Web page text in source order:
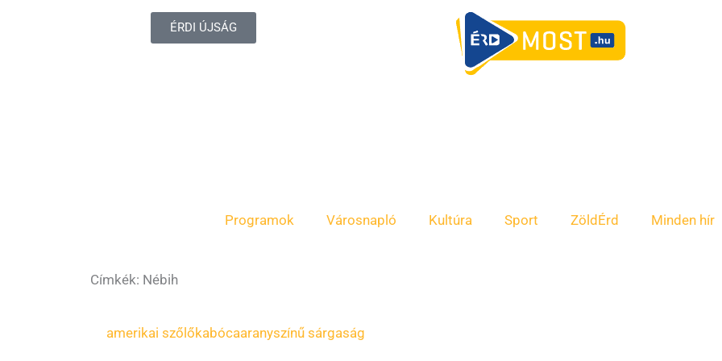
ÉRDI ÚJSÁG
Programok Városnapló Kultúra Sport ZöldÉrd Minden hír
Címkék: Nébih
amerikai szőlőkabócaaranyszínű sárgaság